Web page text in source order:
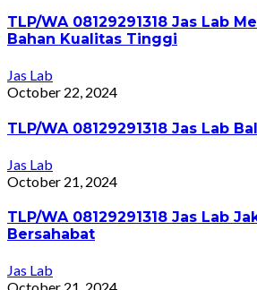
TLP/WA 08129291318 Jas Lab
Bahan Kualitas Tinggi
Jas Lab
October 22, 2024
TLP/WA 08129291318 Jas Lab
Jas Lab
October 21, 2024
TLP/WA 08129291318 Jas Lab
Bersahabat
Jas Lab